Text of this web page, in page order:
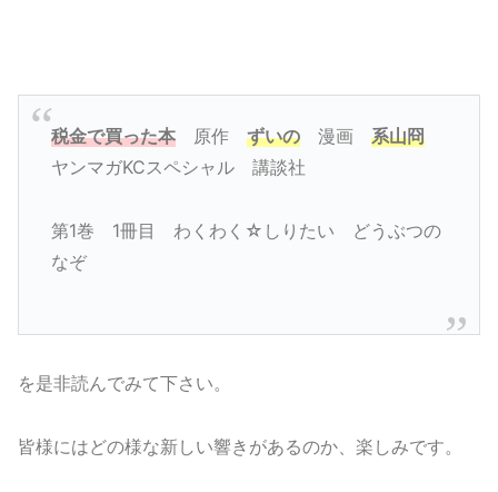
税金で買った本原作 ずいの漫画 系山冏
ヤンマガKCスペシャル 講談社
第1巻 1冊目 わくわく☆しりたい どうぶつの
なぞ
を是非読んでみて下さい。
皆様にはどの様な新しい響きがあるのか、楽しみです。